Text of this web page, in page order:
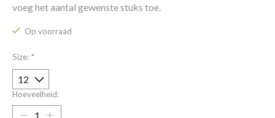
voeg het aantal gewenste stuks toe.
Op voorraad
Size: *
Hoeveelheid: